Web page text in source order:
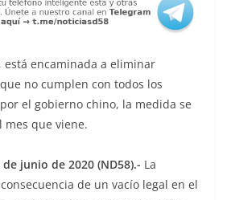
está encaminada a eliminar
no cumplen con todos los
el gobierno chino, la medida se
que viene.
junio de 2020 (ND58).- La
de un vacío legal en el